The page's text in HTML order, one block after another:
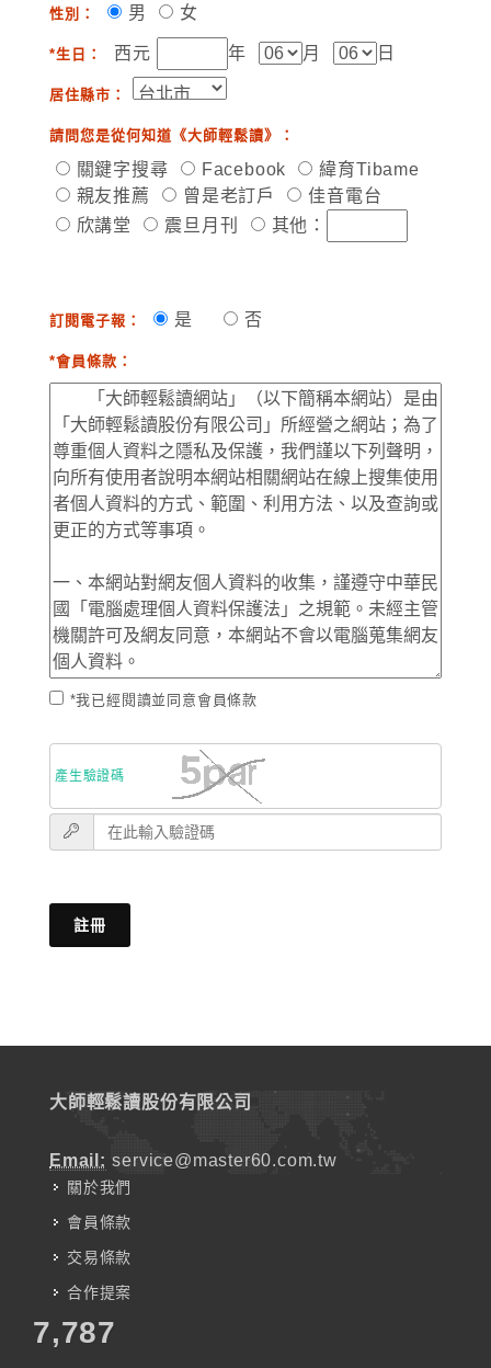
性別： 男 女
*生日： 西元 年 月 日
居住縣市：
請問您是從何知道《大師輕鬆讀》：
關鍵字搜尋 Facebook
緯育Tibame
親友推薦
曾是老訂戶
佳音電台
欣講堂
震旦月刊 其他：
訂閱電子報： 是 否
*會員條款：
*我已經閱讀並同意會員條款
產生驗證碼
註冊
大師輕鬆讀股份有限公司
Email: service@master60.com.tw
關於我們
會員條款
交易條款
合作提案
7,787